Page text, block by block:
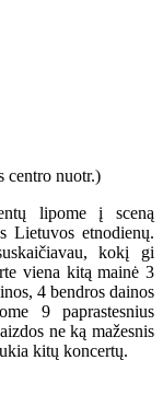
lipome į sceną
Lietuvos etnodienų.
kokį gi
viena kitą mainė 3
4 bendros dainos
9 paprastesnius
ne ką mažesnis
kitų koncertų.